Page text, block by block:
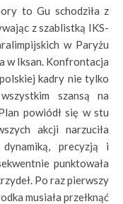
to Gu schodziła z
z szablistką IKS-
w Paryżu
w Iksan. Konfrontacja
kadry nie tylko
szansą na
powiódł się w stu
akcji narzuciła
precyzją i
punktowała
Po raz pierwszy
musiała przełknąć